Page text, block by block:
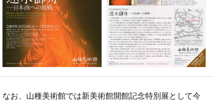
なお、山種美術館では新美術館開館記念特別展として今